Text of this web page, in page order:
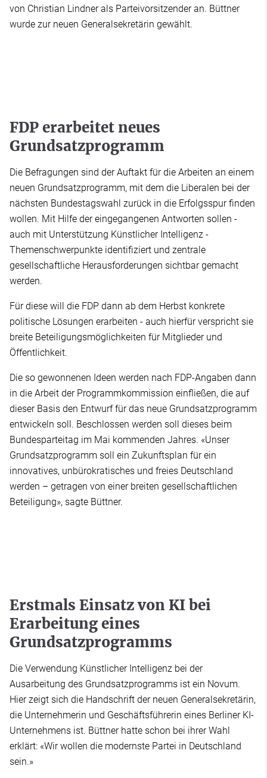
von Christian Lindner als Parteivorsitzender an. Büttner
wurde zur neuen Generalsekretärin gewählt.
FDP erarbeitet neues
Grundsatzprogramm
Die Befragungen sind der Auftakt für die Arbeiten an einem
neuen Grundsatzprogramm, mit dem die Liberalen bei der
nächsten Bundestagswahl zurück in die Erfolgsspur finden
wollen. Mit Hilfe der eingegangenen Antworten sollen -
auch mit Unterstützung Künstlicher Intelligenz -
Themenschwerpunkte identifiziert und zentrale
gesellschaftliche Herausforderungen sichtbar gemacht
werden.
Für diese will die FDP dann ab dem Herbst konkrete
politische Lösungen erarbeiten - auch hierfür verspricht sie
breite Beteiligungsmöglichkeiten für Mitglieder und
Öffentlichkeit.
Die so gewonnenen Ideen werden nach FDP-Angaben dann
in die Arbeit der Programmkommission einfließen, die auf
dieser Basis den Entwurf für das neue Grundsatzprogramm
entwickeln soll. Beschlossen werden soll dieses beim
Bundesparteitag im Mai kommenden Jahres. «Unser
Grundsatzprogramm soll ein Zukunftsplan für ein
innovatives, unbürokratisches und freies Deutschland
werden – getragen von einer breiten gesellschaftlichen
Beteiligung», sagte Büttner.
Erstmals Einsatz von KI bei
Erarbeitung eines
Grundsatzprogramms
Die Verwendung Künstlicher Intelligenz bei der
Ausarbeitung des Grundsatzprogramms ist ein Novum.
Hier zeigt sich die Handschrift der neuen Generalsekretärin,
die Unternehmerin und Geschäftsführerin eines Berliner KI-
Unternehmens ist. Büttner hatte schon bei ihrer Wahl
erklärt: «Wir wollen die modernste Partei in Deutschland
sein.»